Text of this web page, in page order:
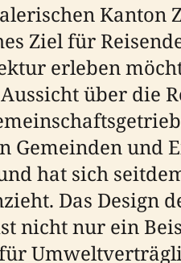
Kanton
Ziel für
erleben
über die
Gemeinden und
hat sich
Das Design
nicht nur ein